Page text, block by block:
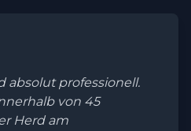
absolut professionell.
von 45
Herd am